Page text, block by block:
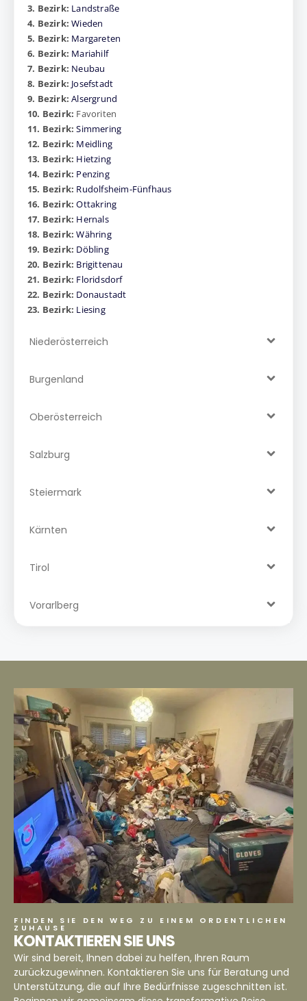
3. Bezirk: Landstraße
4. Bezirk: Wieden
5. Bezirk: Margareten
6. Bezirk: Mariahilf
7. Bezirk: Neubau
8. Bezirk: Josefstadt
9. Bezirk: Alsergrund
10. Bezirk: Favoriten
11. Bezirk: Simmering
12. Bezirk: Meidling
13. Bezirk: Hietzing
14. Bezirk: Penzing
15. Bezirk: Rudolfsheim-Fünfhaus
16. Bezirk: Ottakring
17. Bezirk: Hernals
18. Bezirk: Währing
19. Bezirk: Döbling
20. Bezirk: Brigittenau
21. Bezirk: Floridsdorf
22. Bezirk: Donaustadt
23. Bezirk: Liesing
Niederösterreich
Burgenland
Oberösterreich
Salzburg
Steiermark
Kärnten
Tirol
Vorarlberg
FINDEN SIE DEN WEG ZU EINEM ORDENTLICHEN
ZUHAUSE
KONTAKTIEREN SIE UNS
Wir sind bereit, Ihnen dabei zu helfen, Ihren Raum
zurückzugewinnen. Kontaktieren Sie uns für Beratung und
Unterstützung, die auf Ihre Bedürfnisse zugeschnitten ist.